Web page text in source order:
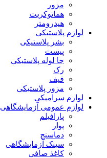
مزور
هماتوکریت
هیدرومتر
لوازم پلاستیکی
بشر پلاستیکی
پیست
جا لوله پلاستیکی
رک
قیف
مزور پلاستیکی
لوازم سرامیکی
لوازم عمومی آزمایشگاهی
پارافیلم
پوار
دماسنج
سینک آزمایشگاهی
کاغذ صافی